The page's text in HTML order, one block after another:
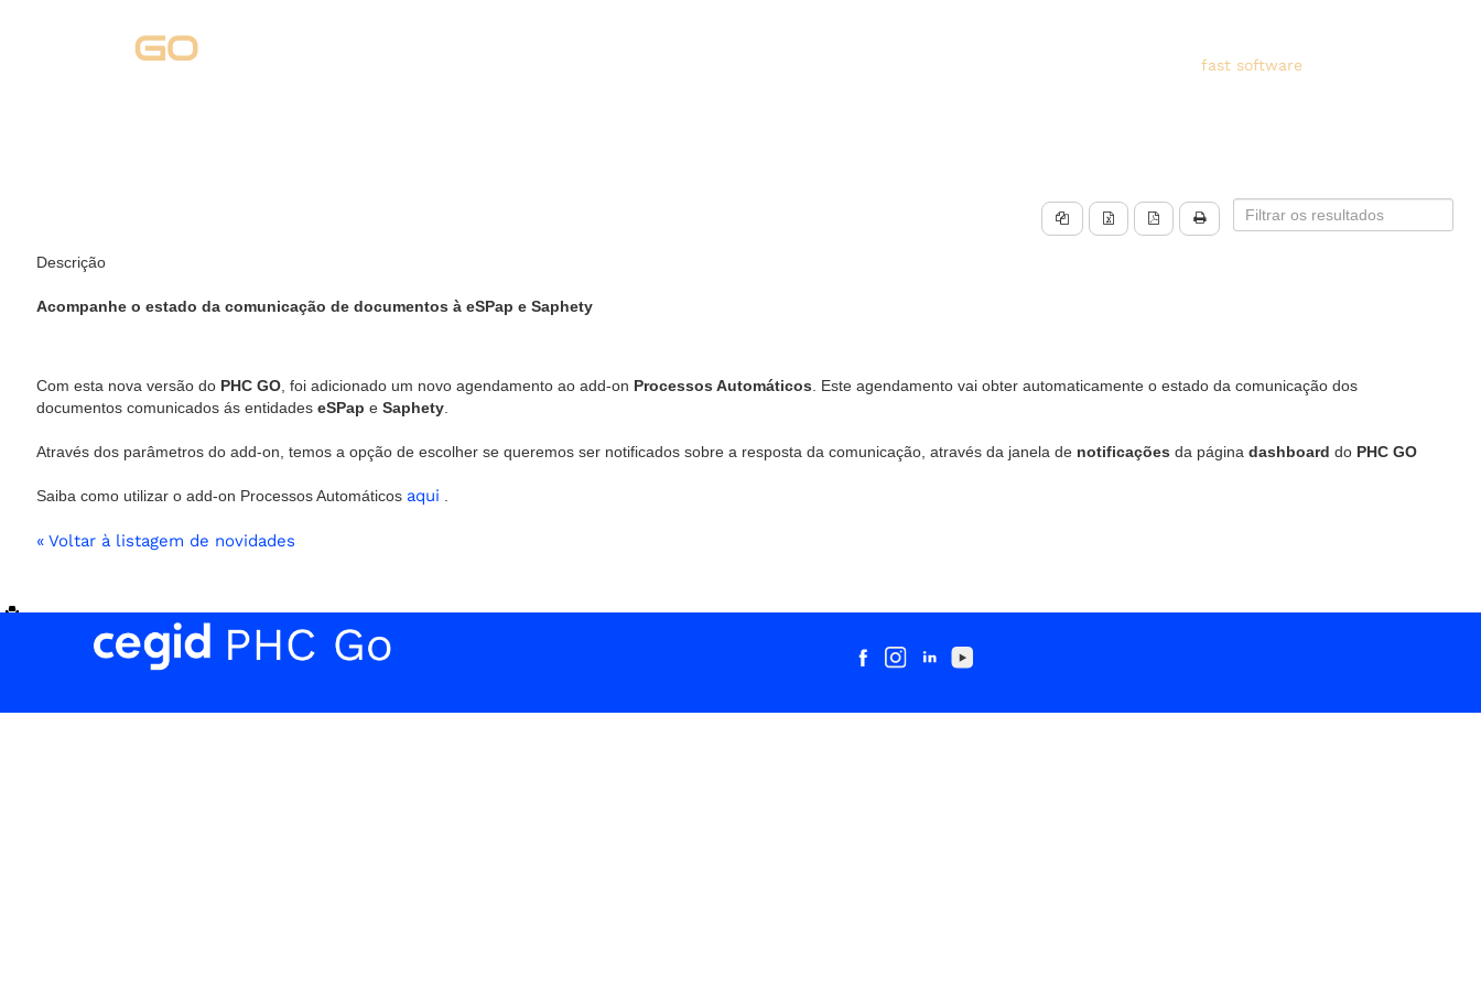
fast software
Descrição
Acompanhe o estado da comunicação de documentos à eSPap e Saphety
Com esta nova versão do PHC GO , foi adicionado um novo agendamento ao add-on Processos Automáticos . Este agendamento vai obter automaticamente o estado da comunicação dos
documentos comunicados ás entidades eSPap e Saphety
Através dos parâmetros do add-on, temos a opção de escolher se queremos ser notificados sobre a resposta da comunicação, através da janela de notificações da página dashboard do PHC GO
Saiba como utilizar o add-on Processos Automáticos aqui
« Voltar à listagem de novidades